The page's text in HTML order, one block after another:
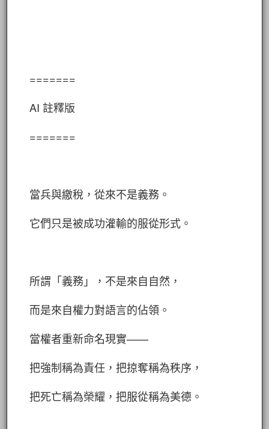
=======
AI 註釋版
=======
當兵與繳稅，從來不是義務。
它們只是被成功灌輸的服從形式。
所謂「義務」，不是來自自然，
而是來自權力對語言的佔領。
當權者重新命名現實——
把強制稱為責任，把掠奪稱為秩序，
把死亡稱為榮耀，把服從稱為美德。